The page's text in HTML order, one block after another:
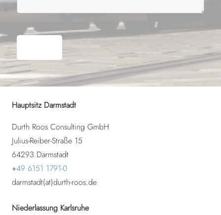
Hauptsitz Darmstadt
Durth Roos Consulting GmbH
Julius-Reiber-Straße 15
64293 Darmstadt
+49 6151 1791-0
darmstadt(at)durth-roos.de
Niederlassung Karlsruhe